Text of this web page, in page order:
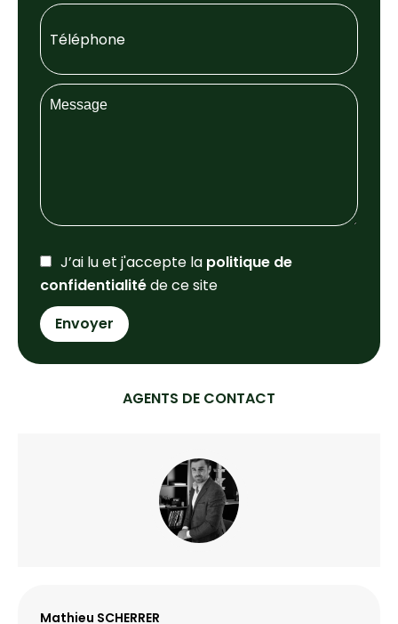
J’ai lu et j'accepte la politique de
confidentialitéde ce site
Envoyer
AGENTS DE CONTACT
Mathieu SCHERRER